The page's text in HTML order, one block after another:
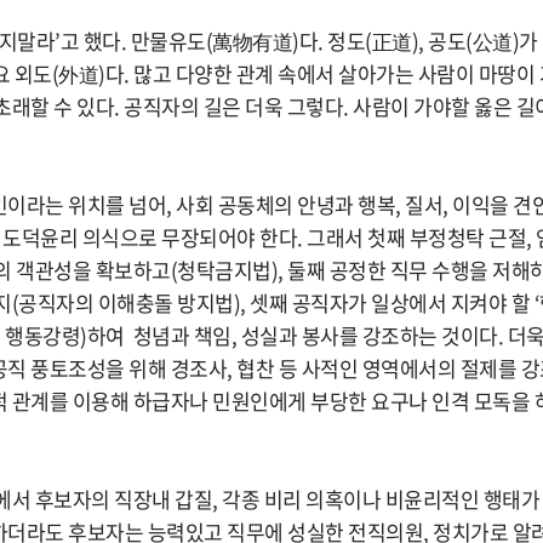
말라’고 했다. 만물유도(萬物有道)다. 정도(正道), 공도(公道)
외도(外道)다. 많고 다양한 관계 속에서 살아가는 사람이 마땅이
래할 수 있다. 공직자의 길은 더욱 그렇다. 사람이 가야할 옳은
라는 위치를 넘어, 사회 공동체의 안녕과 행복, 질서, 이익을 견
덕윤리 의식으로 무장되어야 한다. 그래서 첫째 부정청탁 근절,
객관성을 확보하고(청탁금지법), 둘째 공정한 직무 수행을 저해
공직자의 이해충돌 방지법), 셋째 공직자가 일상에서 지켜야 할
동강령)하여 청념과 책임, 성실과 봉사를 강조하는 것이다. 더
풍토조성을 위해 경조사, 협찬 등 사적인 영역에서의 절제를
관계를 이용해 하급자나 민원인에게 부당한 요구나 인격 모독을
서 후보자의 직장내 갑질, 각종 비리 의혹이나 비윤리적인 행태
라도 후보자는 능력있고 직무에 성실한 전직의원, 정치가로